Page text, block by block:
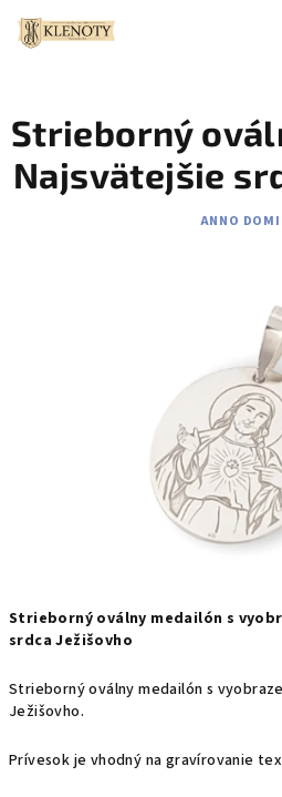
obsah
Strieborný oválny medailón s
srdca Ježišovho
Strieborný oválny medailón s
Ježišovho.
Prívesok je vhodný na gravírovanie
Strieborný
Najsvätejšie
ANNO